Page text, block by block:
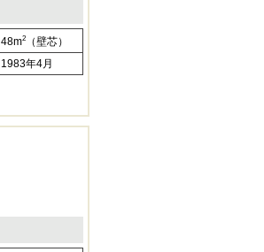
48m2
（壁芯）
1983年4月